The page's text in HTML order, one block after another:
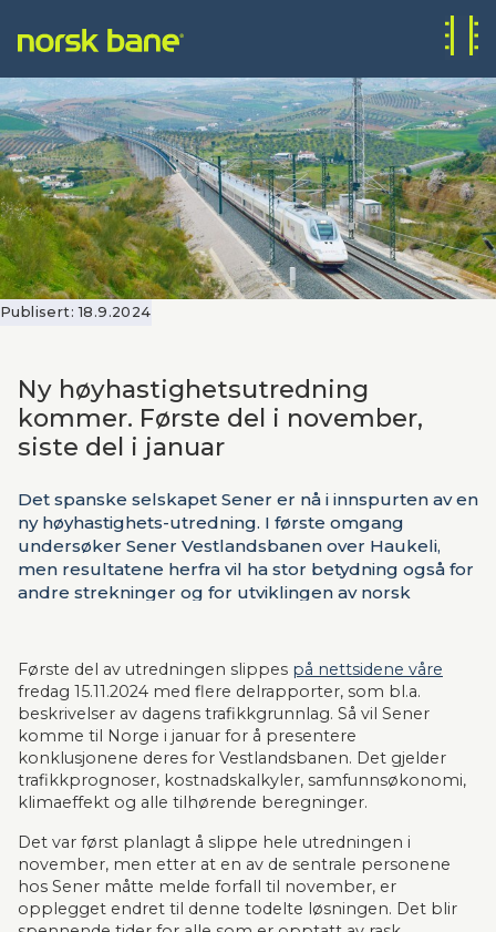
Publisert: 18.9.2024
Ny høyhastighetsutredning
kommer. Første del i november,
siste del i januar
Det spanske selskapet Sener er nå i innspurten av en
ny høyhastighets-utredning. I første omgang
undersøker Sener Vestlandsbanen over Haukeli,
men resultatene herfra vil ha stor betydning også for
andre strekninger og for utviklingen av norsk
Første del av utredningen slippes på nettsidene våre
fredag 15.11.2024 med flere delrapporter, som bl.a.
beskrivelser av dagens trafikkgrunnlag. Så vil Sener
komme til Norge i januar for å presentere
konklusjonene deres for Vestlandsbanen. Det gjelder
trafikkprognoser, kostnadskalkyler, samfunnsøkonomi,
klimaeffekt og alle tilhørende beregninger.
Det var først planlagt å slippe hele utredningen i
november, men etter at en av de sentrale personene
hos Sener måtte melde forfall til november, er
opplegget endret til denne todelte løsningen. Det blir